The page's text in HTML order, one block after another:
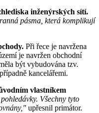
inženýrských sítí.
pásma, která komplikují
Při řece je navržena
je navržen obchodní
být vybudována tzv.
kancelářemi.
vlastníkem
Všechny tyto
upřesnil primátor.